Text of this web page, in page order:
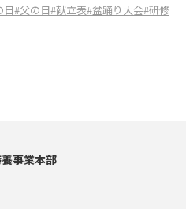
日#父の日#献立表#盆踊り大会#研修
事業本部